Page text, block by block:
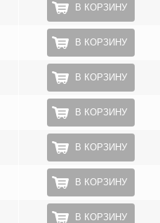
В КОРЗИНУ
В КОРЗИНУ
В КОРЗИНУ
В КОРЗИНУ
В КОРЗИНУ
В КОРЗИНУ
В КОРЗИНУ